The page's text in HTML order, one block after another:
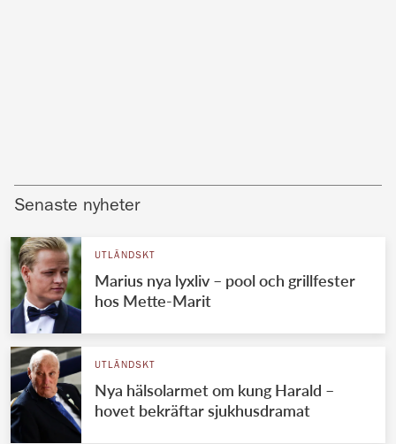
Senaste nyheter
UTLÄNDSKT
Marius nya lyxliv – pool och grillfester
hos Mette-Marit
UTLÄNDSKT
Nya hälsolarmet om kung Harald –
hovet bekräftar sjukhusdramat